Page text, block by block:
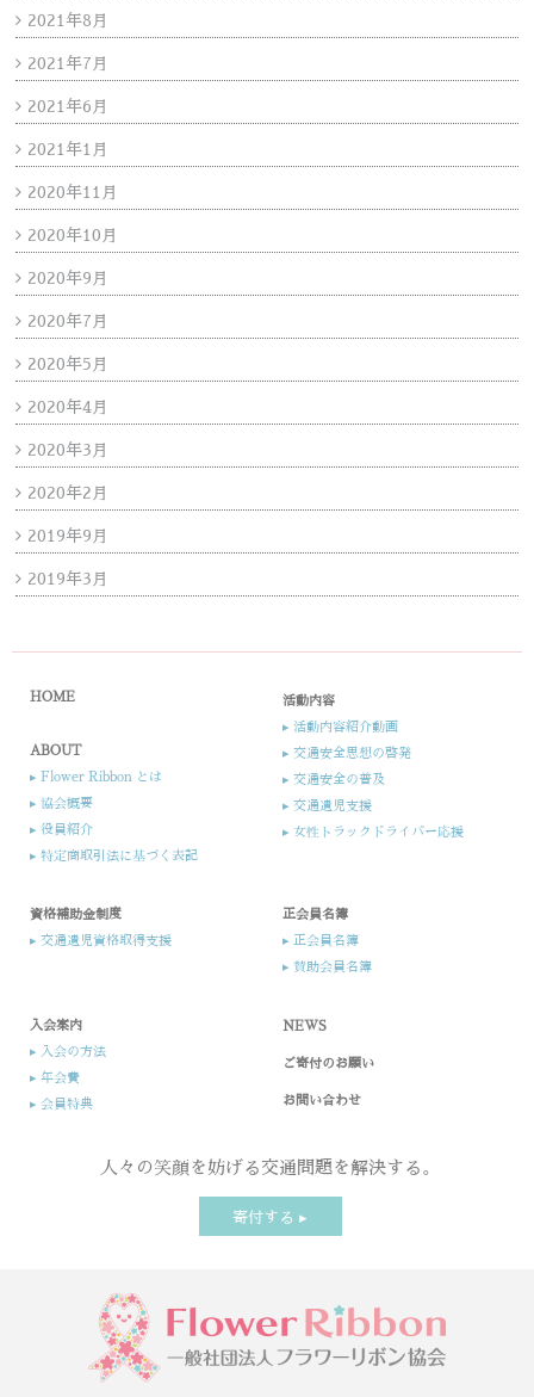
2021年8月
2021年7月
2021年6月
2021年1月
2020年11月
2020年10月
2020年9月
2020年7月
2020年5月
2020年4月
2020年3月
2020年2月
2019年9月
2019年3月
HOME
ABOUT
▸ Flower Ribbon とは
▸ 協会概要
▸ 役員紹介​​
▸ 特定商取引法に基づく表記
活動内容
▸ 活動内容紹介動画
▸ 交通安全思想の啓発
▸ 交通安全の普及
▸ 交通遺児支援​
▸ 女性トラックドライバー応援​
資格補助金制度
▸ 交通遺児資格取得支援
正会員名簿
▸ 正会員名簿
▸ 賛助会員名簿
入会案内​
▸ 入会の方法​
▸ 年会費
▸ 会員特典
NEWS
ご寄付のお願い
お問い合わせ
人々の笑顔を妨げる交通問題を解決する。
寄付する ▸